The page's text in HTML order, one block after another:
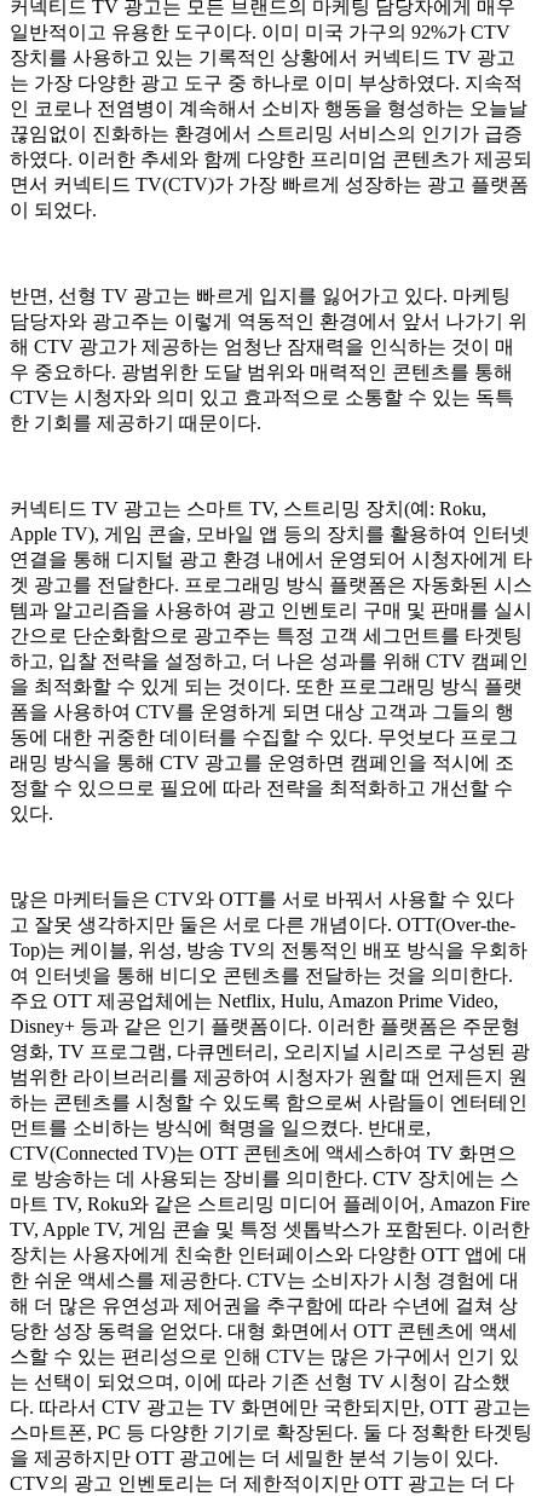
커넥티드 TV 광고는 모든 브랜드의 마케팅 담당자에게 매우
일반적이고 유용한 도구이다. 이미 미국 가구의 92%가 CTV
장치를 사용하고 있는 기록적인 상황에서 커넥티드 TV 광고
는 가장 다양한 광고 도구 중 하나로 이미 부상하였다. 지속적
인 코로나 전염병이 계속해서 소비자 행동을 형성하는 오늘날
끊임없이 진화하는 환경에서 스트리밍 서비스의 인기가 급증
하였다. 이러한 추세와 함께 다양한 프리미엄 콘텐츠가 제공되
면서 커넥티드 TV(CTV)가 가장 빠르게 성장하는 광고 플랫폼
이 되었다.
반면, 선형 TV 광고는 빠르게 입지를 잃어가고 있다. 마케팅
담당자와 광고주는 이렇게 역동적인 환경에서 앞서 나가기 위
해 CTV 광고가 제공하는 엄청난 잠재력을 인식하는 것이 매
우 중요하다. 광범위한 도달 범위와 매력적인 콘텐츠를 통해
CTV는 시청자와 의미 있고 효과적으로 소통할 수 있는 독특
한 기회를 제공하기 때문이다.
커넥티드 TV 광고는 스마트 TV, 스트리밍 장치(예: Roku,
Apple TV), 게임 콘솔, 모바일 앱 등의 장치를 활용하여 인터넷
연결을 통해 디지털 광고 환경 내에서 운영되어 시청자에게 타
겟 광고를 전달한다. 프로그래밍 방식 플랫폼은 자동화된 시스
템과 알고리즘을 사용하여 광고 인벤토리 구매 및 판매를 실시
간으로 단순화함으로 광고주는 특정 고객 세그먼트를 타겟팅
하고, 입찰 전략을 설정하고, 더 나은 성과를 위해 CTV 캠페인
을 최적화할 수 있게 되는 것이다. 또한 프로그래밍 방식 플랫
폼을 사용하여 CTV를 운영하게 되면 대상 고객과 그들의 행
동에 대한 귀중한 데이터를 수집할 수 있다. 무엇보다 프로그
래밍 방식을 통해 CTV 광고를 운영하면 캠페인을 적시에 조
정할 수 있으므로 필요에 따라 전략을 최적화하고 개선할 수
있다.
많은 마케터들은 CTV와 OTT를 서로 바꿔서 사용할 수 있다
고 잘못 생각하지만 둘은 서로 다른 개념이다. OTT(Over-the-
Top)는 케이블, 위성, 방송 TV의 전통적인 배포 방식을 우회하
여 인터넷을 통해 비디오 콘텐츠를 전달하는 것을 의미한다.
주요 OTT 제공업체에는 Netflix, Hulu, Amazon Prime Video,
Disney+ 등과 같은 인기 플랫폼이다. 이러한 플랫폼은 주문형
영화, TV 프로그램, 다큐멘터리, 오리지널 시리즈로 구성된 광
범위한 라이브러리를 제공하여 시청자가 원할 때 언제든지 원
하는 콘텐츠를 시청할 수 있도록 함으로써 사람들이 엔터테인
먼트를 소비하는 방식에 혁명을 일으켰다. 반대로,
CTV(Connected TV)는 OTT 콘텐츠에 액세스하여 TV 화면으
로 방송하는 데 사용되는 장비를 의미한다. CTV 장치에는 스
마트 TV, Roku와 같은 스트리밍 미디어 플레이어, Amazon Fire
TV, Apple TV, 게임 콘솔 및 특정 셋톱박스가 포함된다. 이러한
장치는 사용자에게 친숙한 인터페이스와 다양한 OTT 앱에 대
한 쉬운 액세스를 제공한다. CTV는 소비자가 시청 경험에 대
해 더 많은 유연성과 제어권을 추구함에 따라 수년에 걸쳐 상
당한 성장 동력을 얻었다. 대형 화면에서 OTT 콘텐츠에 액세
스할 수 있는 편리성으로 인해 CTV는 많은 가구에서 인기 있
는 선택이 되었으며, 이에 따라 기존 선형 TV 시청이 감소했
다. 따라서 CTV 광고는 TV 화면에만 국한되지만, OTT 광고는
스마트폰, PC 등 다양한 기기로 확장된다. 둘 다 정확한 타겟팅
을 제공하지만 OTT 광고에는 더 세밀한 분석 기능이 있다.
CTV의 광고 인벤토리는 더 제한적이지만 OTT 광고는 더 다